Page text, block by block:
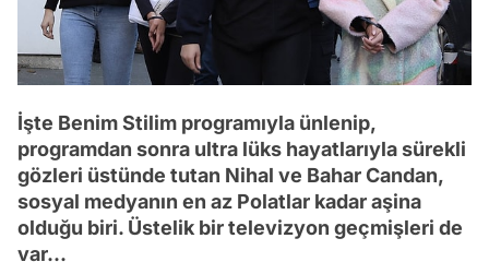
İşte Benim Stilim programıyla ünlenip,
programdan sonra ultra lüks hayatlarıyla sürekli
gözleri üstünde tutan Nihal ve Bahar Candan,
sosyal medyanın en az Polatlar kadar aşina
olduğu biri. Üstelik bir televizyon geçmişleri de
var...